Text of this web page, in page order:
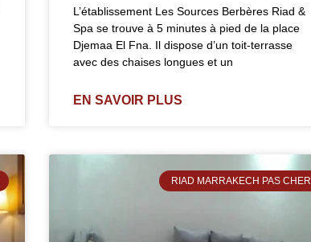
L’établissement Les Sources Berbères Riad &
Spa se trouve à 5 minutes à pied de la place
Djemaa El Fna. Il dispose d’un toit-terrasse
avec des chaises longues et un
EN SAVOIR PLUS
RIAD MARRAKECH PAS CHER